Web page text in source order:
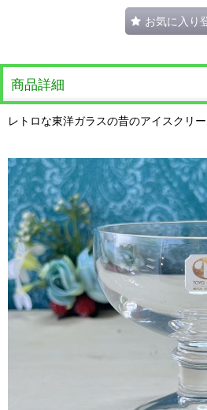
お気に入り
商品詳細
レトロな東洋ガラスの昔のアイスクリ